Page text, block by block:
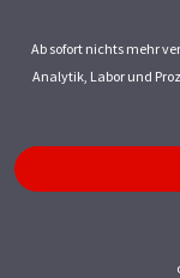
Ab sofort nichts mehr
Analytik, Labor und